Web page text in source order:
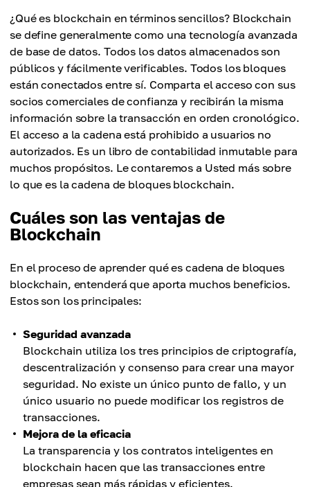
¿Qué es blockchain en términos sencillos? Blockchain
se define generalmente como una tecnología avanzada
de base de datos. Todos los datos almacenados son
públicos y fácilmente verificables. Todos los bloques
están conectados entre sí. Comparta el acceso con sus
socios comerciales de confianza y recibirán la misma
información sobre la transacción en orden cronológico.
El acceso a la cadena está prohibido a usuarios no
autorizados. Es un libro de contabilidad inmutable para
muchos propósitos. Le contaremos a Usted más sobre
lo que es la cadena de bloques blockchain.
Cuáles son las ventajas de
Blockchain
En el proceso de aprender qué es cadena de bloques
blockchain, entenderá que aporta muchos beneficios.
Estos son los principales:
Seguridad avanzada
Blockchain utiliza los tres principios de criptografía,
descentralización y consenso para crear una mayor
seguridad. No existe un único punto de fallo, y un
único usuario no puede modificar los registros de
transacciones.
Mejora de la eficacia
La transparencia y los contratos inteligentes en
blockchain hacen que las transacciones entre
empresas sean más rápidas y eficientes.